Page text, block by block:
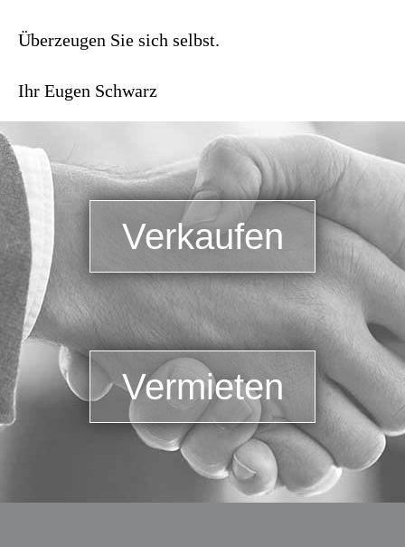
Überzeugen Sie sich selbst.
Ihr Eugen Schwarz
Verkaufen
Vermieten